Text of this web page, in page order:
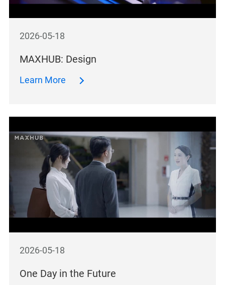
2026-05-18
MAXHUB: Design
Learn More
2026-05-18
One Day in the Future